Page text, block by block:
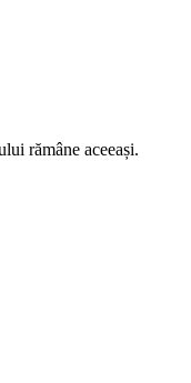
rămâne aceeași.